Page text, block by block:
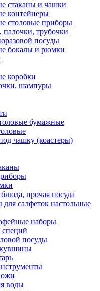
стаканы и чашки
контейнеры
столовые приборы
палочки, трубочки
посуды
бокалы и рюмки
коробки
шампуры
бумажные
чашку (коастеры)
прочая посуда
салфеток настольные
наборы
посуды
воды